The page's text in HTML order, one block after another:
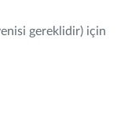
gereklidir) için